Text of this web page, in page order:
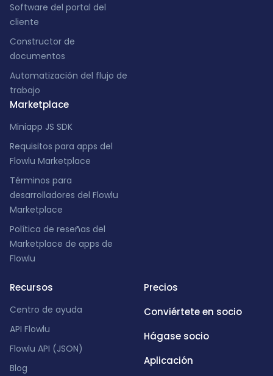
Software del portal del
cliente
Constructor de
documentos
Automatización del flujo de
trabajo
Marketplace
Miniapp JS SDK
Requisitos para apps del
Flowlu Marketplace
Términos para
desarrolladores del Flowlu
Marketplace
Política de reseñas del
Marketplace de apps de
Flowlu
Recursos
Centro de ayuda
API Flowlu
Flowlu API (JSON)
Blog
Precios
Conviértete en socio
Hágase socio
Aplicación